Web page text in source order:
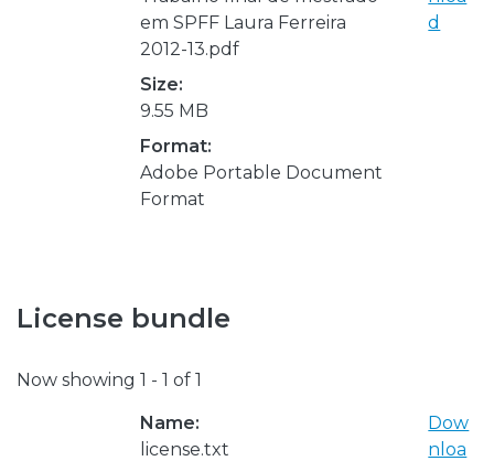
em SPFF Laura Ferreira
2012-13.pdf
Size:
9.55 MB
Format:
Adobe Portable Document
Format
d
License bundle
Now showing 1 - 1 of 1
Name:
license.txt
Dow
nloa